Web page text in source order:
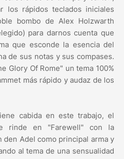
los rápidos teclados iniciales
bombo de Alex Holzwarth
para darnos cuenta que
que esconde la esencia del
de sus notas y sus compases.
Glory Of Rome" un tema 100%
más rápido y audaz de los
cabida en este trabajo, el
rinde en "Farewell" con la
den Adel como principal arma y
al tema de una sensualidad